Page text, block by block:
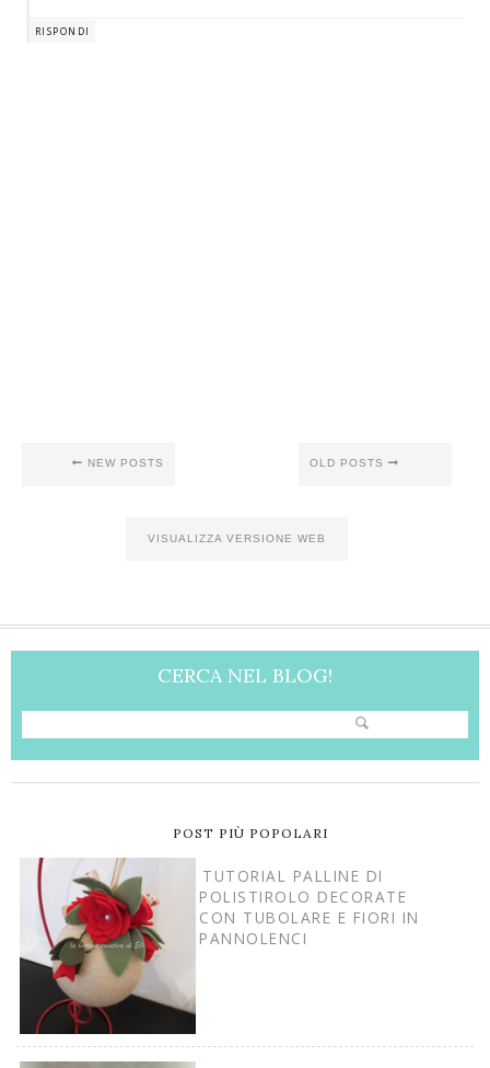
RISPONDI
NEW POSTS OLD POSTS
VISUALIZZA VERSIONE WEB
CERCA NEL BLOG!
POST PIÙ POPOLARI
TUTORIAL PALLINE DI
POLISTIROLO DECORATE
CON TUBOLARE E FIORI IN
PANNOLENCI